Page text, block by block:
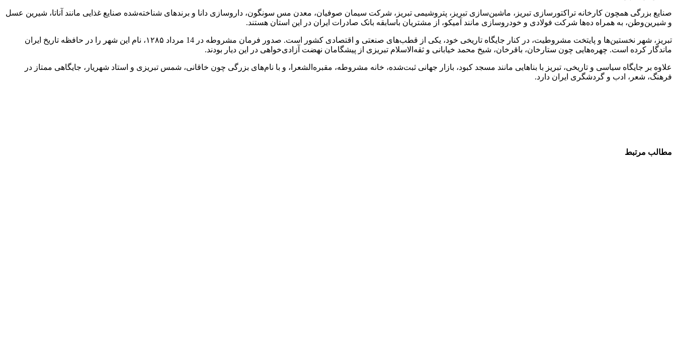
صنایع بزرگی همچون کارخانه تراکتورسازی تبریز، ماشین‌سازی تبریز، پتروشیمی تبریز، شرکت سیمان صوفیان، معدن مس سونگون، داروسازی دانا و برندهای شناخته‌شده صنایع غذایی مانند آناتا، شیرین عسل
و شیرین‌وطن، به همراه ده‌ها شرکت فولادی و خودروسازی مانند آمیکو، از مشتریان باسابقه بانک صادرات ایران در این استان هستند.
تبریز، شهر نخستین‌ها و پایتخت مشروطیت، در کنار جایگاه تاریخی خود، یکی از قطب‌های صنعتی و اقتصادی کشور است. صدور فرمان مشروطه در 14 مرداد ۱۲۸۵، نام این شهر را در حافظه تاریخ ایران
ماندگار کرده است. چهره‌هایی چون ستارخان، باقرخان، شیخ محمد خیابانی و ثقه‌الاسلام تبریزی از پیشگامان نهضت آزادی‌خواهی در این دیار بودند.
علاوه بر جایگاه سیاسی و تاریخی، تبریز با بناهایی مانند مسجد کبود، بازار جهانی ثبت‌شده، خانه مشروطه، مقبره‌الشعرا، و با نام‌های بزرگی چون خاقانی، شمس تبریزی و استاد شهریار، جایگاهی ممتاز در
فرهنگ، شعر، ادب و گردشگری ایران دارد.
مطالب مرتبط